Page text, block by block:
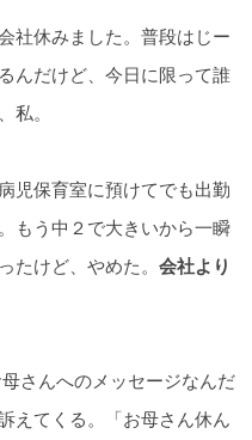
社休みました。普段はじー
んだけど、今日に限って誰
私。
児保育室に預けてでも出勤
もう中２で大きいから一瞬
たけど、やめた。 会社より
さんへのメッセージなんだ
えてくる。「お母さん休ん